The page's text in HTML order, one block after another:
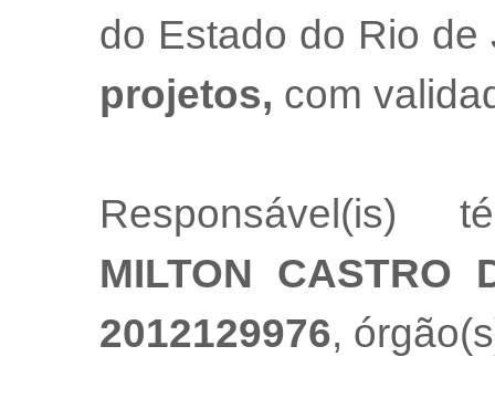
do Estado do Rio
projetos, com
Responsável(is)
MILTON CASTRO
2012129976,